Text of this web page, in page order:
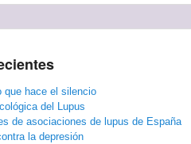
que hace el silencio
del Lupus
de asociaciones de lupus de España
la depresión